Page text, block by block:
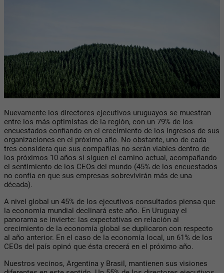
Nuevamente los directores ejecutivos uruguayos se muestran
entre los más optimistas de la región, con un 79% de los
encuestados confiando en el crecimiento de los ingresos de sus
organizaciones en el próximo año. No obstante, uno de cada
tres considera que sus compañías no serán viables dentro de
los próximos 10 años si siguen el camino actual, acompañando
el sentimiento de los CEOs del mundo (45% de los encuestados
no confía en que sus empresas sobrevivirán más de una
década).
A nivel global un 45% de los ejecutivos consultados piensa que
la economía mundial declinará este año. En Uruguay el
panorama se invierte: las expectativas en relación al
crecimiento de la economía global se duplicaron con respecto
al año anterior. En el caso de la economía local, un 61% de los
CEOs del país opinó que ésta crecerá en el próximo año.
Nuestros vecinos, Argentina y Brasil, mantienen sus visiones